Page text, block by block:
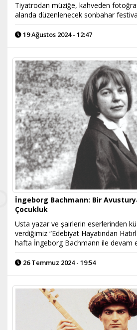
Tiyatrodan müziğe, kahveden
alanda düzenlenecek sonbahar
19 Ağustos 2024 - 12:47
İngeborg Bachmann: Bir
Çocukluk
Usta yazar ve şairlerin eserlerinden
verdiğimiz “Edebiyat Hayatından
hafta İngeborg Bachmann ile devam
26 Temmuz 2024 - 19:54